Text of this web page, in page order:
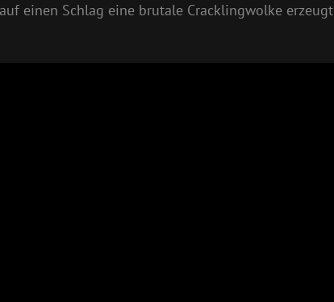
einen Schlag eine brutale Cracklingwolke erzeugt